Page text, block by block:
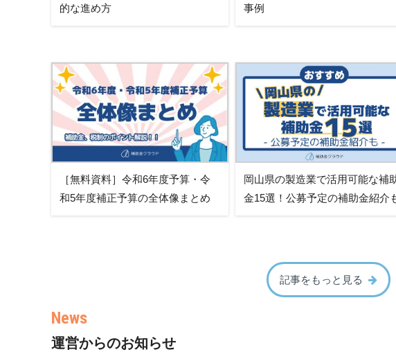
的な進め方
事例
［無料資料］令和6年度予算・令
和5年度補正予算の全体像まとめ
岡山県の製造業で活用可能な補
金15選！公募予定の補助金紹介
記事をもっと見る
運営からのお知らせ